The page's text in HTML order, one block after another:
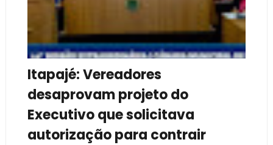
Itapajé: Vereadores
desaprovam projeto do
Executivo que solicitava
autorização para contrair